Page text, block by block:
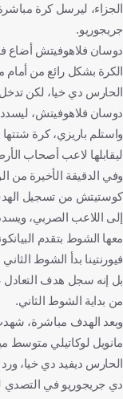
الجزاء، ليرسل كرة
جريجوريو.
دوسان فلاهوفيتش أضاع
الكرة بشكل رائع من
الحارس دي خيا، لكن
دوسان فلاهوفيتش، ليسدد
واستلم باريزي، كرة شتتها
ليقابلها لاعب أصحاب
كوستيتش من تسجيل الهدف
إلى اللاعب الصربي،
معها الشوط بتقدم
فيورنتينا بدأ الشوط
من بداية الشوط الثاني.
وبعد الهدف مباشرة،
مانويل لوكاتيلي متوسط
الحارس ديفيد دي خيا،
دي جريجوريو في التصدي